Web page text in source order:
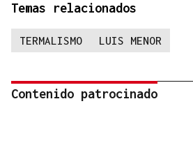
Temas relacionados
TERMALISMO LUIS MENOR
Contenido patrocinado